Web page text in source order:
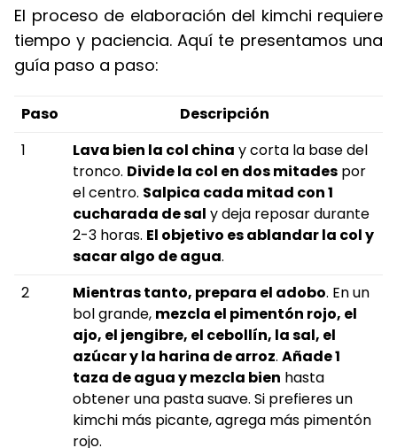
El proceso de elaboración del kimchi requiere
tiempo y paciencia. Aquí te presentamos una
guía paso a paso:
Paso
Descripción
1
Lava bien la col china y corta la base del
tronco. Divide la col en dos mitades por
el centro. Salpica cada mitad con 1
cucharada de sal y deja reposar durante
2-3 horas. El objetivo es ablandar la col y
sacar algo de agua.
2
Mientras tanto, prepara el adobo. En un
bol grande, mezcla el pimentón rojo, el
ajo, el jengibre, el cebollín, la sal, el
azúcar y la harina de arroz. Añade 1
taza de agua y mezcla bien hasta
obtener una pasta suave. Si prefieres un
kimchi más picante, agrega más pimentón
rojo.